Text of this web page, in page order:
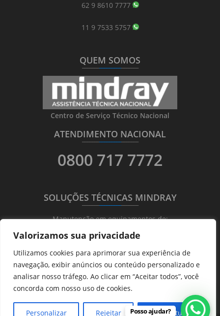
Valorizamos sua privacidade
Utilizamos cookies para aprimorar sua experiência de
navegação, exibir anúncios ou conteúdo personalizado e
analisar nosso tráfego. Ao clicar em “Aceitar todos”, você
concorda com nosso uso de cookies.
Personalizar Rejeitar Aceitar tudo
62 9 8610 7777
11 9 7533 5757
QUEM SOMOS
_______________________
Centro de Serviço Técnico Nacional
ATENDIMENTO NACIONAL
_______________________
0800 717 7772
SOLUÇÕES TÉCNICAS MINDRAY
_______________________
Manutenção em equipamentos de:
Ultrassonografia
Ecocardiografia
Transdutores
Hematológicos
Posso ajudar?